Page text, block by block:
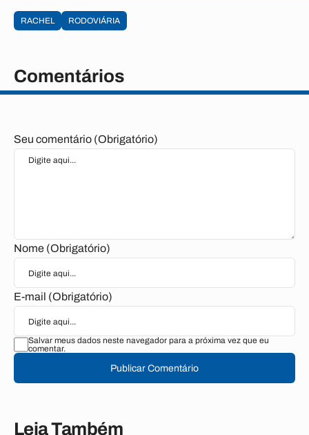
RACHEL RODOVIÁRIA
Comentários
Seu comentário (Obrigatório)
Nome (Obrigatório)
E-mail (Obrigatório)
Salvar meus dados neste navegador para a próxima vez que eu
comentar.
Publicar Comentário
Leia Também